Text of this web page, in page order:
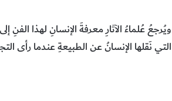
ويُرجعُ عُلماءُ الآثارِ معرفةَ الإنسانِ لهذا
التي نَقلها الإنسانُ عن الطبيعةِ عندما رأى